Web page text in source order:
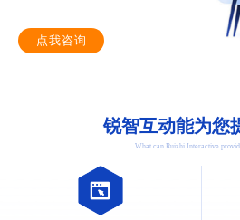
点我咨询
锐智互动能为您